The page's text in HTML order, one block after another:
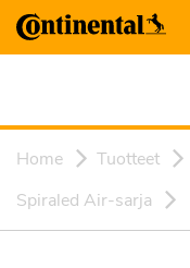
Home Tuotteet
Spiraled Air-sarja